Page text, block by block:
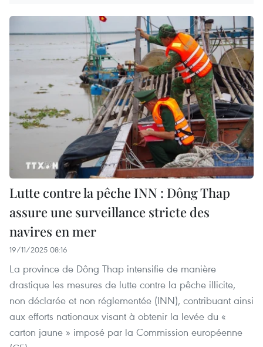
Lutte contre la pêche INN : Dông Thap
assure une surveillance stricte des
navires en mer
19/11/2025 08:16
La province de Dông Thap intensifie de manière
drastique les mesures de lutte contre la pêche illicite,
non déclarée et non réglementée (INN), contribuant ainsi
aux efforts nationaux visant à obtenir la levée du «
carton jaune » imposé par la Commission européenne